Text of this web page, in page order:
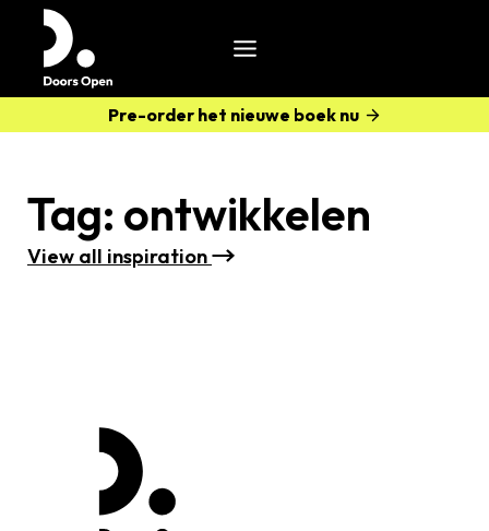
Pre-order het nieuwe boek nu
Tag: ontwikkelen
View all inspiration